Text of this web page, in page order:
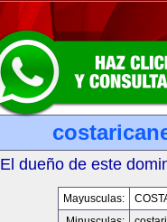
El dueño de este
Mayusculas: